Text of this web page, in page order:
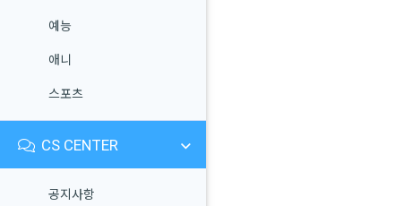
예능
애니
스포츠
CS CENTER
공지사항